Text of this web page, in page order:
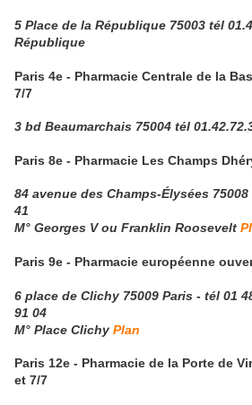
5 Place de la République 75003 tél
République
Paris 4e - Pharmacie Centrale de la
7/7
3 bd Beaumarchais 75004 tél
Paris 8e - Pharmacie Les Champs
84 avenue des Champs-Élysées
41
M° Georges V ou Franklin Roosevelt
Paris 9e - Pharmacie européenne
6 place de Clichy 75009 Paris - tél 01
91 04
M° Place Clichy Plan
Paris 12e - Pharmacie de la Porte de
et 7/7